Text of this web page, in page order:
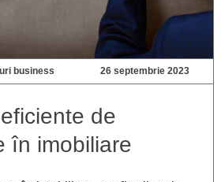
business 26 septembrie 2023
de
în imobiliare